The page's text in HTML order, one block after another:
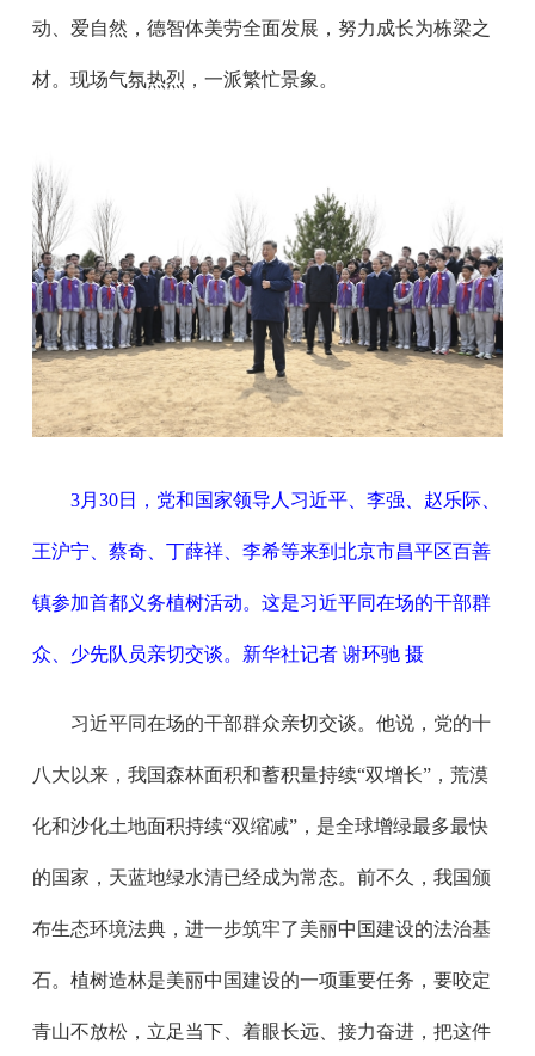
动、爱自然，德智体美劳全面发展，努力成长为栋梁之
材。现场气氛热烈，一派繁忙景象。
3月30日，党和国家领导人习近平、李强、赵乐际、
王沪宁、蔡奇、丁薛祥、李希等来到北京市昌平区百善
镇参加首都义务植树活动。这是习近平同在场的干部群
众、少先队员亲切交谈。新华社记者 谢环驰 摄
习近平同在场的干部群众亲切交谈。他说，党的十
八大以来，我国森林面积和蓄积量持续“双增长”，荒漠
化和沙化土地面积持续“双缩减”，是全球增绿最多最快
的国家，天蓝地绿水清已经成为常态。前不久，我国颁
布生态环境法典，进一步筑牢了美丽中国建设的法治基
石。植树造林是美丽中国建设的一项重要任务，要咬定
青山不放松，立足当下、着眼长远、接力奋进，把这件